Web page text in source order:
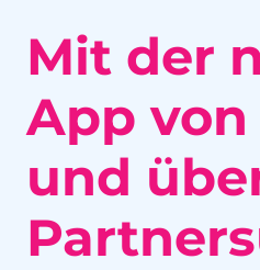
Mit der
App von
und